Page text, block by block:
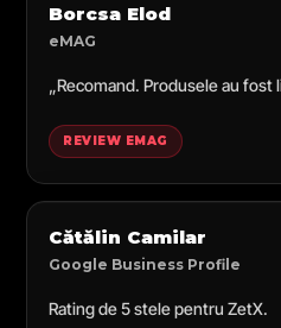
Borcsa Elod
eMAG
„Recomand. Produsele au fost
REVIEW EMAG
Cătălin Camilar
Google Business Profile
Rating de 5 stele pentru ZetX.